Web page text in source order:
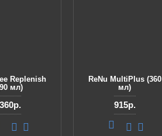
Replenish
мл)
360р.
ReNu MultiPlus (360
мл)
915р.